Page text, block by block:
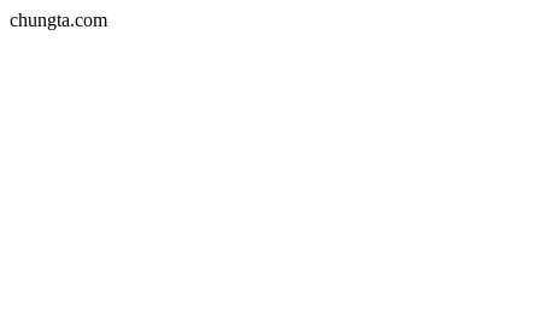
chungta.com